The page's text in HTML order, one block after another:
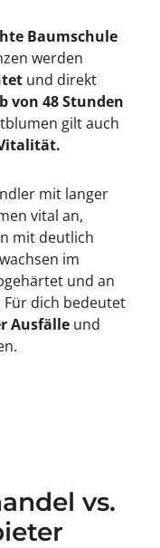
Baumschule
werden
und direkt
von 48 Stunden
gilt auch
mit langer
vital an,
mit deutlich
im
und an
Für dich bedeutet
Ausfälle und
vs.